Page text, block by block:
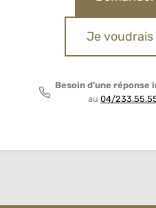
Je voudrais
Besoin d’une réponse
au 04/